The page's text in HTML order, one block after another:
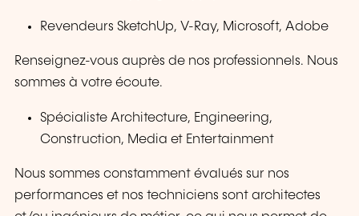
Revendeurs SketchUp, V-Ray, Microsoft, Adobe
Renseignez-vous auprès de nos professionnels. Nous
sommes à votre écoute.
Spécialiste Architecture, Engineering,
Construction, Media et Entertainment
Nous sommes constamment évalués sur nos
performances et nos techniciens sont architectes